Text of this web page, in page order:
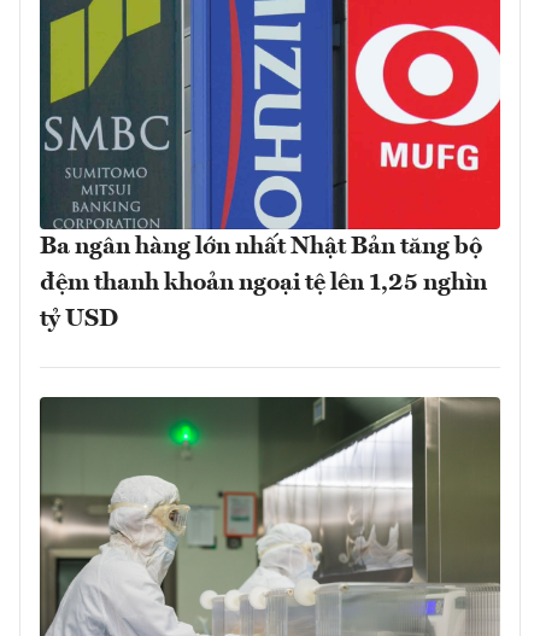
Ba ngân hàng lớn nhất Nhật Bản tăng bộ
đệm thanh khoản ngoại tệ lên 1,25 nghìn
tỷ USD